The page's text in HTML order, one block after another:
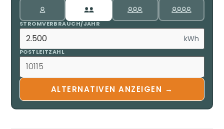
STROMVERBRAUCH/JAHR
kWh
POSTLEITZAHL
ALTERNATIVEN ANZEIGEN →